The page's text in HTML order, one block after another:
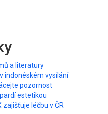
a literatury
indonéském vysílání
pozornost
estetikou
zajišťuje léčbu v ČR